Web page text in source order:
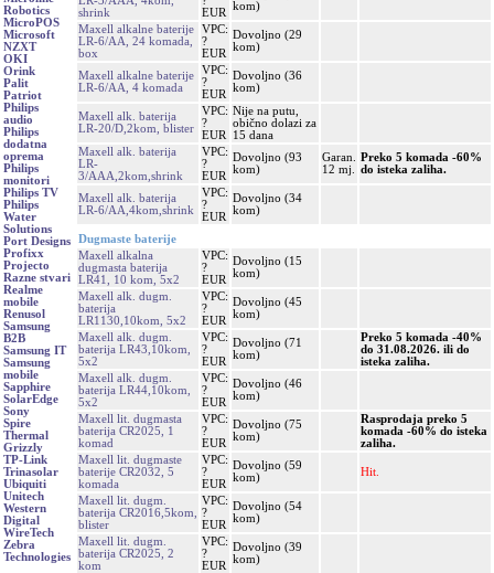
Robotics
MicroPOS
Microsoft
NZXT
OKI
Orink
Palit
Patriot
Philips
audio
Philips
dodatna
oprema
Philips
monitori
Philips TV
Philips
Water
Solutions
Port Designs
Profixx
Projecto
Razne stvari
Realme
mobile
Renusol
Samsung
B2B
Samsung IT
Samsung
mobile
Sapphire
SolarEdge
Sony
Spire
Thermal
Grizzly
TP-Link
Trinasolar
Ubiquiti
Unitech
Western
Digital
WireTech
Zebra
Technologies
shrink
EUR
kom)
Maxell alkalne baterije
LR-6/AA, 24 komada,
box
VPC:
?
EUR
Dovoljno (29
kom)
Maxell alkalne baterije
LR-6/AA, 4 komada
VPC:
?
EUR
Dovoljno (36
kom)
Maxell alk. baterija
LR-20/D,2kom, blister
VPC:
?
EUR
Nije na putu,
obično dolazi za
15 dana
Maxell alk. baterija
LR-
3/AAA,2kom,shrink
VPC:
?
EUR
Dovoljno (93
kom)
Garan.
12 mj.
Preko 5 komada -60%
do isteka zaliha.
Maxell alk. baterija
LR-6/AA,4kom,shrink
VPC:
?
EUR
Dovoljno (34
kom)
Dugmaste baterije
Maxell alkalna
dugmasta baterija
LR41, 10 kom, 5x2
VPC:
?
EUR
Dovoljno (15
kom)
Maxell alk. dugm.
baterija
LR1130,10kom, 5x2
VPC:
?
EUR
Dovoljno (45
kom)
Maxell alk. dugm.
baterija LR43,10kom,
5x2
VPC:
?
EUR
Dovoljno (71
kom)
Preko 5 komada -40%
do 31.08.2026. ili do
isteka zaliha.
Maxell alk. dugm.
baterija LR44,10kom,
5x2
VPC:
?
EUR
Dovoljno (46
kom)
Maxell lit. dugmasta
baterija CR2025, 1
komad
VPC:
?
EUR
Dovoljno (75
kom)
Rasprodaja preko 5
komada -60% do isteka
zaliha.
Maxell lit. dugmaste
baterije CR2032, 5
komada
VPC:
?
EUR
Dovoljno (59
kom)
Hit.
Maxell lit. dugm.
baterija CR2016,5kom,
blister
VPC:
?
EUR
Dovoljno (54
kom)
Maxell lit. dugm.
baterija CR2025, 2
kom
VPC:
?
EUR
Dovoljno (39
kom)